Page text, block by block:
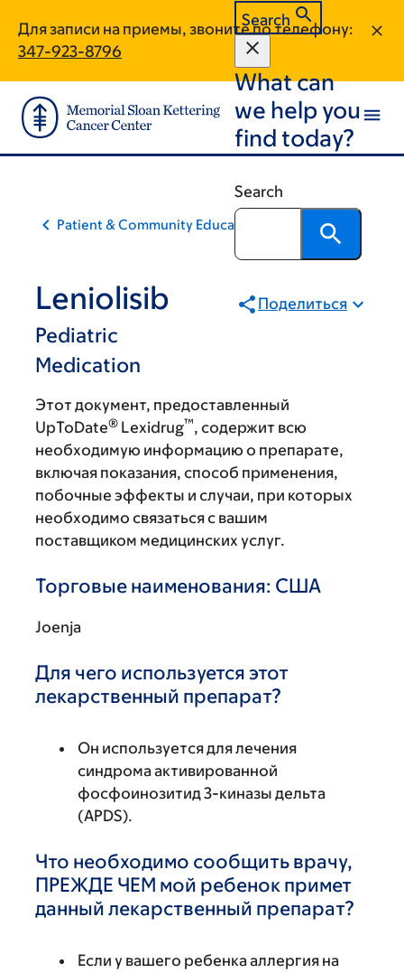
main
content
footer
Для записи на приемы, звоните по телефону:
347-923-8796
Search
What can
we help you
find today?
Search
Patient & Community Education
Leniolisib
Pediatric
Medication
Поделиться
Этот документ, предоставленный
UpToDate® Lexidrug™, содержит всю
необходимую информацию о препарате,
включая показания, способ применения,
побочные эффекты и случаи, при которых
необходимо связаться с вашим
поставщиком медицинских услуг.
Торговые наименования: США
Joenja
Для чего используется этот
лекарственный препарат?
Он используется для лечения
синдрома активированной
фосфоинозитид 3-киназы дельта
(APDS).
Что необходимо сообщить врачу,
ПРЕЖДЕ ЧЕМ мой ребенок примет
данный лекарственный препарат?
Если у вашего ребенка аллергия на